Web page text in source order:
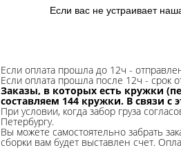
Если вас не устраивает
Если оплата прошла до 12ч -
Если оплата прошла после 12ч - срок
Заказы, в которых есть кружки
составляем 144 кружки. В связи
При условии, когда забор груза
Петербургу.
Вы можете самостоятельно забрать
сборки вам будет выставлен счет.